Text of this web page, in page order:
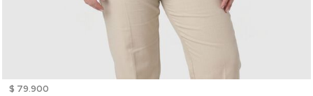
$ 79.900